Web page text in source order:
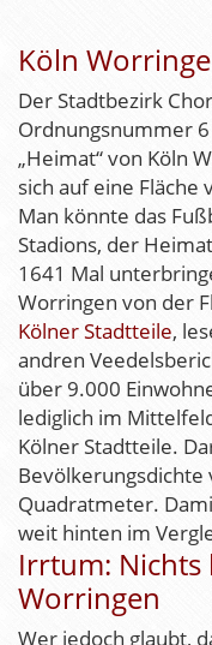
Köln
Der Stadtbezirk
Ordnungsnummer
„Heimat“ von Köln
sich auf eine
Man könnte das
Stadions, der
1641 Mal
Worringen von der
Kölner Stadtteile,
andren
über 9.000
lediglich im
Kölner Stadtteile.
Bevölkerungsdichte
Quadratmeter.
weit hinten im
Irrtum: Nichts
Worringen
Wer jedoch glaubt,